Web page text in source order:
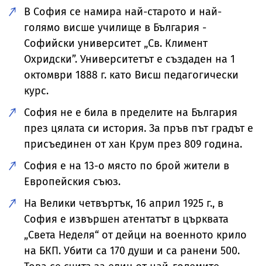
В София се намира най-старото и най-
голямо висше училище в България -
Софийски университет „Св. Климент
Охридски”. Университетът е създаден на 1
октомври 1888 г. като Висш педагогически
курс.
София не е била в пределите на България
през цялата си история. За пръв път градът е
присъединен от хан Крум през 809 година.
София е на 13-о място по брой жители в
Европейския съюз.
На Велики четвъртък, 16 април 1925 г., в
София е извършен атентатът в църквата
„Света Неделя“ от дейци на военното крило
на БКП. Убити са 170 души и са ранени 500.